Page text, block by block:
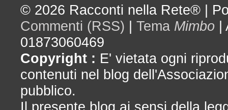
© 2026 Racconti nella Rete® |
Commenti (RSS) | Tema Mimbo |
01873060469
Copyright : E' vietata ogni
contenuti nel blog
pubblico.
Il presente blog ai sensi della